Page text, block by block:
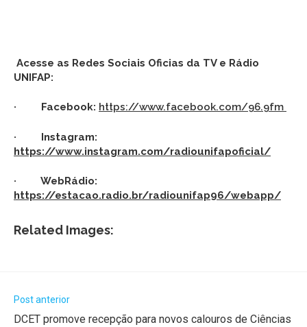
Acesse as Redes Sociais Oficias da TV e Rádio
UNIFAP:
· Facebook: https://www.facebook.com/96.9fm
· Instagram:
https://www.instagram.com/radiounifapoficial/
· WebRádio:
https://estacao.radio.br/radiounifap96/webapp/
Related Images:
Post anterior
DCET promove recepção para novos calouros de Ciências